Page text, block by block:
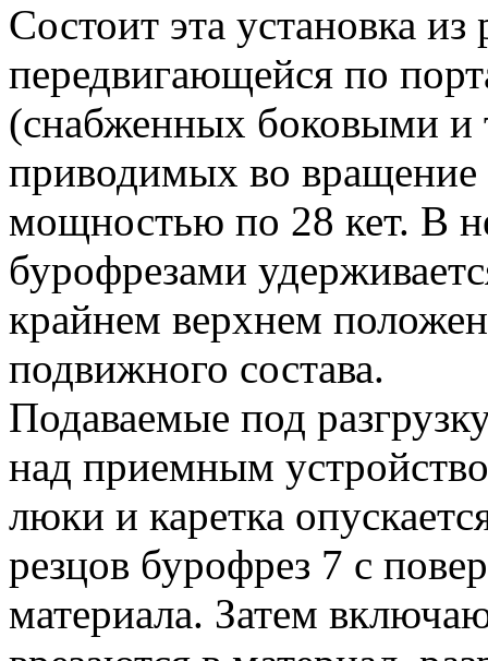
Состоит эта установка
передвигающейся по
(снабженных боковыми и
приводимых во вращение
мощностью по 28 кет. В
бурофрезами
крайнем верхнем
подвижного состава.
Подаваемые под
над приемным
люки и каретка
резцов бурофрез 7 с
материала. Затем